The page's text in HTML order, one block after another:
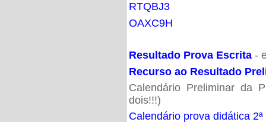
RTQBJ3
OAXC9H
Resultado Prova Escrita -
Recurso ao Resultado
Calendário Preliminar da
dois!!!)
Calendário prova didática